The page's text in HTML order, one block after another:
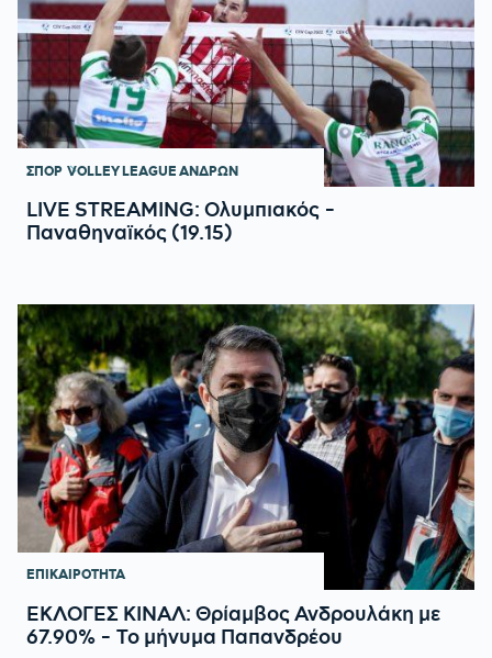
ΣΠΟΡ VOLLEY LEAGUE ΑΝΔΡΩΝ
LIVE STREAMING: Ολυμπιακός -
Παναθηναϊκός (19.15)
ΕΠΙΚΑΙΡΟΤΗΤΑ
ΕΚΛΟΓΕΣ ΚΙΝΑΛ: Θρίαμβος Ανδρουλάκη με
67.90% - Το μήνυμα Παπανδρέου